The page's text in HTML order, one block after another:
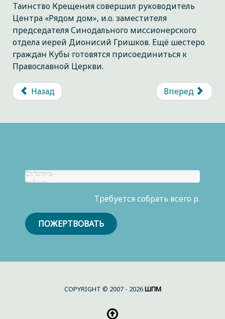
Таинство Крещения совершил руководитель
Центра «Рядом дом», и.о. заместителя
председателя Синодального миссионерского
отдела иерей Дионисий Гришков. Ещё шестеро
граждан Кубы готовятся присоединиться к
Православной Церкви.
Назад Вперед
Собрано
р.
Осталось
собрать
Требуется собрать всего р.
ПОЖЕРТВОВАТЬ
COPYRIGHT © 2007 - 2026ШПМ